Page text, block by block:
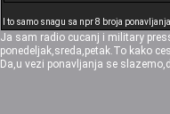
I to samo snagu sa npr 8 broja
Ja sam radio cucanj i military
ponedeljak,sreda,petak.To kako
Da,u vezi ponavljanja se